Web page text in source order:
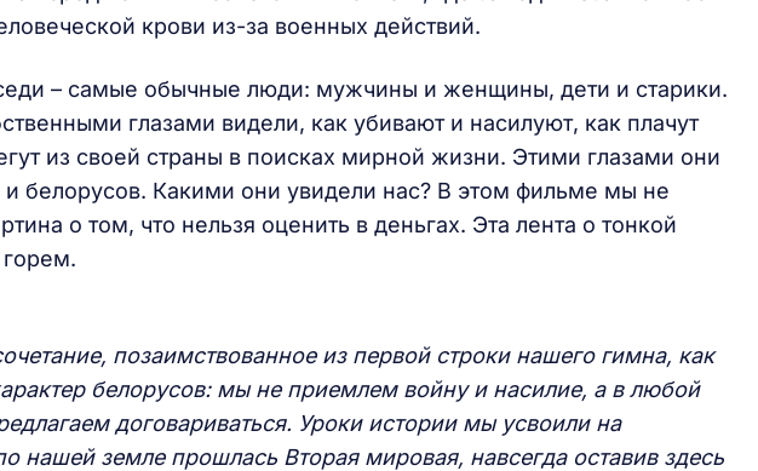
крови из-за военных действий.
– самые обычные люди: мужчины и женщины, дети и старики.
глазами видели, как убивают и насилуют, как плачут
из своей страны в поисках мирной жизни. Этими глазами они
и белорусов. Какими они увидели нас? В этом фильме мы не
о том, что нельзя оценить в деньгах. Эта лента о тонкой
позаимствованное из первой строки нашего гимна, как
белорусов: мы не приемлем войну и насилие, а в любой
договариваться. Уроки истории мы усвоили на
нашей земле прошлась Вторая мировая, навсегда оставив здесь